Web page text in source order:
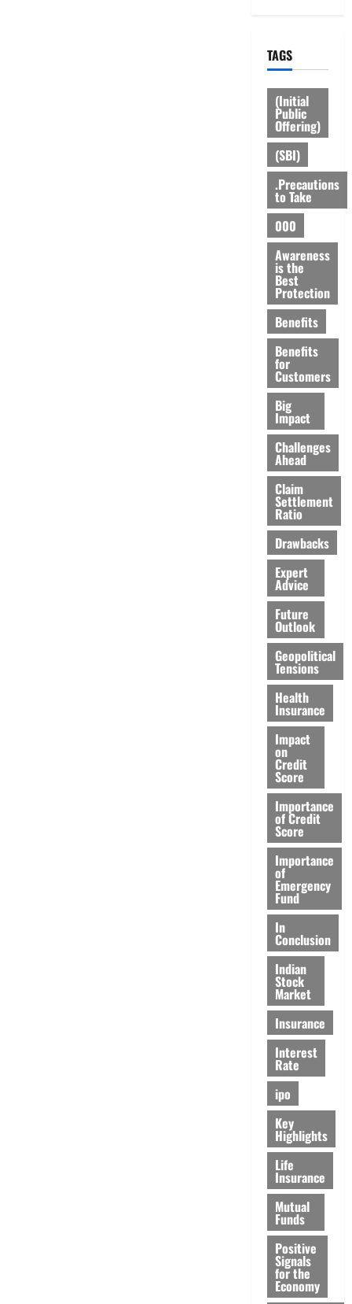
TAGS
(Initial
Public
Offering)
(SBI)
.Precautions
to Take
000
Awareness
is the
Best
Protection
Benefits
Benefits
for
Customers
Big
Impact
Challenges
Ahead
Claim
Settlement
Ratio
Drawbacks
Expert
Advice
Future
Outlook
Geopolitical
Tensions
Health
Insurance
Impact
on
Credit
Score
Importance
of Credit
Score
Importance
of
Emergency
Fund
In
Conclusion
Indian
Stock
Market
Insurance
Interest
Rate
ipo
Key
Highlights
Life
Insurance
Mutual
Funds
Positive
Signals
for the
Economy